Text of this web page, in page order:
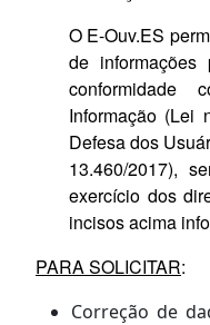
O E-Ouv.ES
de informações
Informação (Lei
Defesa dos
13.460/2017),
exercício dos
incisos acima
PARA SOLICITAR:
Correção de